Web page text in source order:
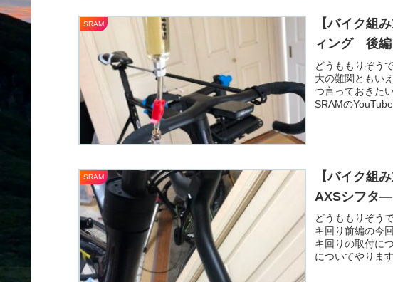
SRAM
【バイク組
ィング 後編
どうももりぞう
大の難関ともい
つ言っておきた
SRAMの
SRAM
【バイク組
AXSシフタ―
どうももりぞう
キ回り前編の今
キ回りの取付に
についてやりま